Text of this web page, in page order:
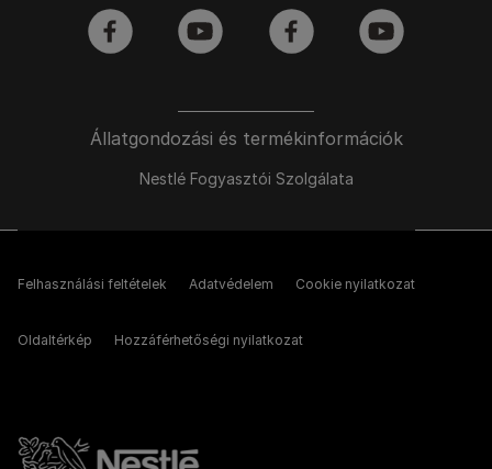
Állatgondozási és termékinformációk
Nestlé Fogyasztói Szolgálata
facebook youtube facebook youtube
Felhasználási feltételek Adatvédelem Cookie nyilatkozat
Oldaltérkép Hozzáférhetőségi nyilatkozat